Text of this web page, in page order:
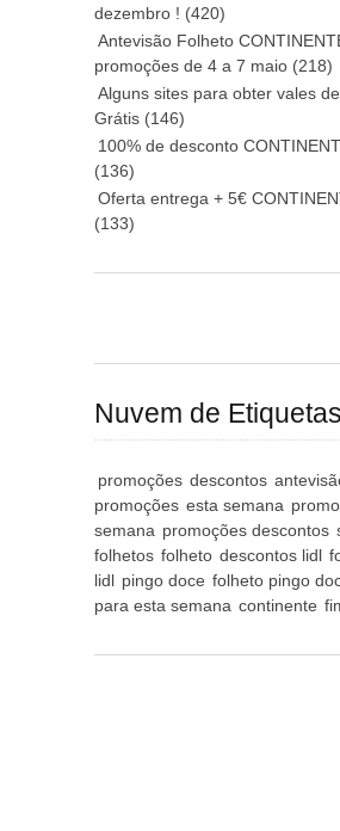
dezembro ! (420)
Antevisão Folheto
promoções de 4 a 7 maio (218)
Alguns sites para obter vales
Grátis (146)
100% de desconto
(136)
Oferta entrega + 5€
(133)
Nuvem de Etiquetas
promoções descontos
promoções esta semana
semana promoções descontos
folhetos folheto descontos lidl
lidl pingo doce folheto pingo
para esta semana continente